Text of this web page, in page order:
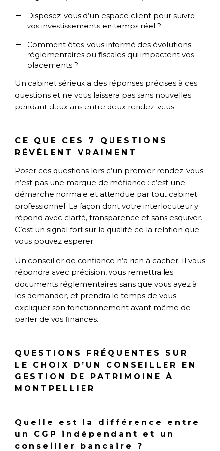
Disposez-vous d’un espace client pour suivre
vos investissements en temps réel ?
Comment êtes-vous informé des évolutions
réglementaires ou fiscales qui impactent vos
placements ?
Un cabinet sérieux a des réponses précises à ces
questions et ne vous laissera pas sans nouvelles
pendant deux ans entre deux rendez-vous.
CE QUE CES 7 QUESTIONS
RÉVÈLENT VRAIMENT
Poser ces questions lors d’un premier rendez-vous
n’est pas une marque de méfiance : c’est une
démarche normale et attendue par tout cabinet
professionnel. La façon dont votre interlocuteur y
répond avec clarté, transparence et sans esquiver.
C’est un signal fort sur la qualité de la relation que
vous pouvez espérer.
Un conseiller de confiance n’a rien à cacher. Il vous
répondra avec précision, vous remettra les
documents réglementaires sans que vous ayez à
les demander, et prendra le temps de vous
expliquer son fonctionnement avant même de
parler de vos finances.
QUESTIONS FRÉQUENTES SUR
LE CHOIX D’UN CONSEILLER EN
GESTION DE PATRIMOINE À
MONTPELLIER
Quelle est la différence entre
un CGP indépendant et un
conseiller bancaire ?